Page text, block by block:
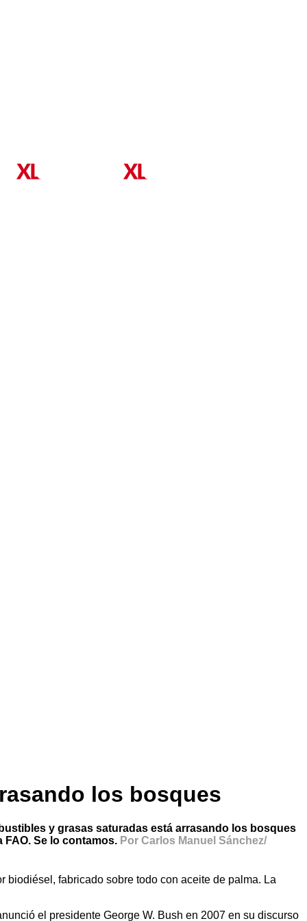
los bosques
y grasas saturadas está arrasando los bosques
Se lo contamos. Por Carlos Manuel Sánchez/
fabricado sobre todo con aceite de palma. La
el presidente George W. Bush en 2007 en su discurso